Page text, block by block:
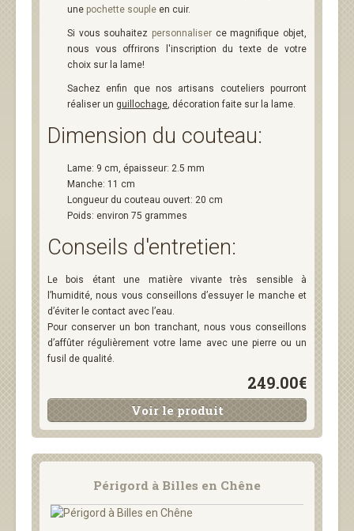
une pochette souple en cuir.
Si vous souhaitez personnaliser ce magnifique objet,
nous vous offrirons l'inscription du texte de votre
choix sur la lame!
Sachez enfin que nos artisans couteliers pourront
réaliser un guillochage, décoration faite sur la lame.
Dimension du couteau:
Lame: 9 cm, épaisseur: 2.5 mm
Manche: 11 cm
Longueur du couteau ouvert: 20 cm
Poids: environ 75 grammes
Conseils d'entretien:
Le bois étant une matière vivante très sensible à
l’humidité, nous vous conseillons d’essuyer le manche et
d’éviter le contact avec l’eau.
Pour conserver un bon tranchant, nous vous conseillons
d’affûter régulièrement votre lame avec une pierre ou un
fusil de qualité.
249.00€
Voir le produit
Périgord à Billes en Chêne